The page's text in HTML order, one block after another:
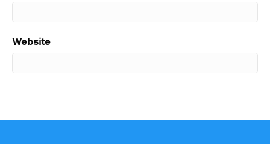
Website